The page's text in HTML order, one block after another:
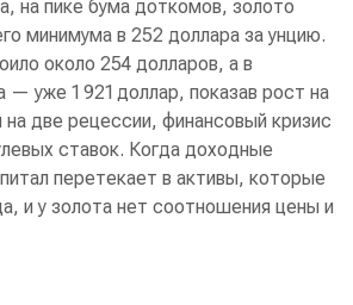
на пике бума доткомов, золото
минимума в 252 доллара за унцию.
около 254 долларов, а в
— уже 1 921 доллар, показав рост на
две рецессии, финансовый кризис
ставок. Когда доходные
перетекает в активы, которые
и у золота нет соотношения цены и